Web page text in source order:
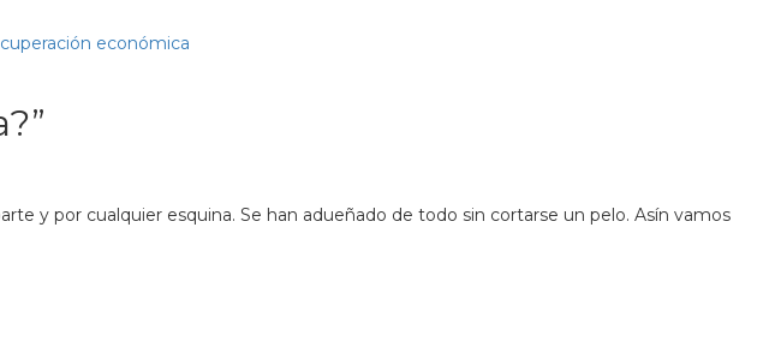
económica
”
y por cualquier esquina. Se han adueñado de todo sin cortarse un pelo. Asín vamos